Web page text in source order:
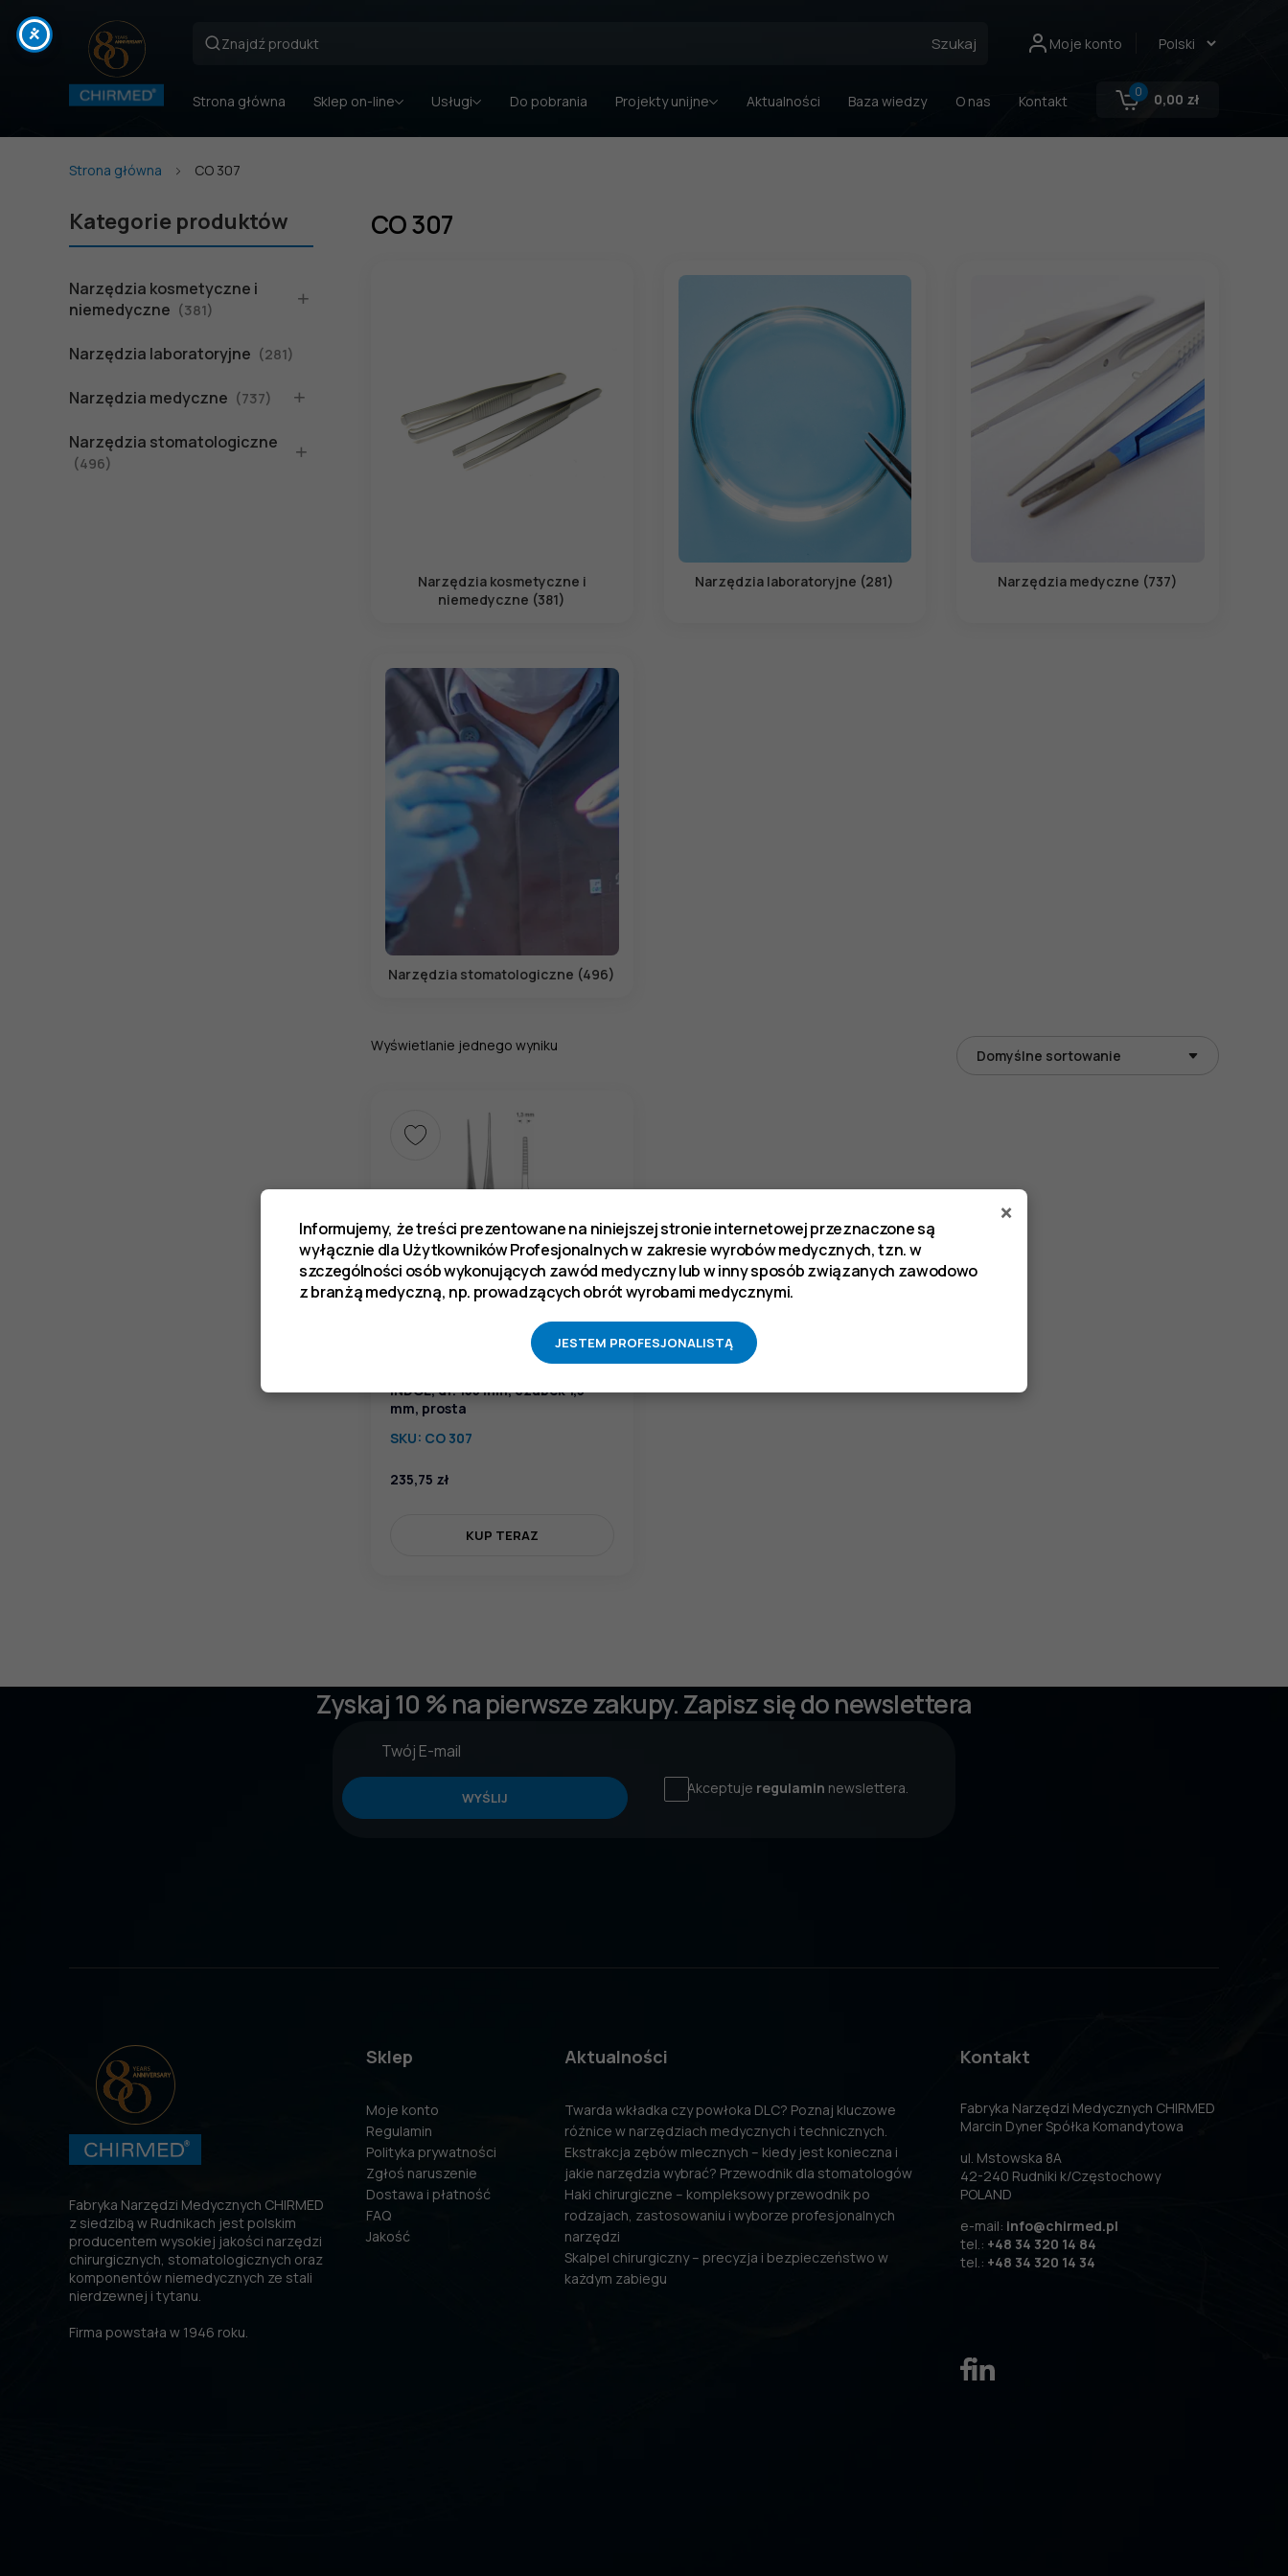
Szukaj Moje konto
Strona główna Sklep on-line Usługi Do pobrania Projekty unijne Aktualności Baza wiedzy O nas Kontakt
0 0,00 zł
Strona główna CO 307
Kategorie produktów
Narzędzia kosmetyczne i
niemedyczne (381)
Narzędzia laboratoryjne (281)
Narzędzia medyczne (737)
Narzędzia stomatologiczne
(496)
CO 307
Narzędzia kosmetyczne i
niemedyczne (381)
Narzędzia laboratoryjne (281) Narzędzia medyczne (737)
Narzędzia stomatologiczne (496)
Wyświetlanie jednego wyniku
INDOE, dł. 155 mm, czubek 1,3
mm, prosta
SKU: CO 307
235,75 zł
KUP TERAZ
Zyskaj 10 % na pierwsze zakupy. Zapisz się do newslettera
WYŚLIJ
Akceptuje regulamin newslettera.
Fabryka Narzędzi Medycznych CHIRMED
z siedzibą w Rudnikach jest polskim
producentem wysokiej jakości narzędzi
chirurgicznych, stomatologicznych oraz
komponentów niemedycznych ze stali
nierdzewnej i tytanu.
Firma powstała w 1946 roku.
Sklep
Moje konto
Regulamin
Polityka prywatności
Zgłoś naruszenie
Dostawa i płatność
FAQ
Jakość
Aktualności
Twarda wkładka czy powłoka DLC? Poznaj kluczowe
różnice w narzędziach medycznych i technicznych.
Ekstrakcja zębów mlecznych – kiedy jest konieczna i
jakie narzędzia wybrać? Przewodnik dla stomatologów
Haki chirurgiczne – kompleksowy przewodnik po
rodzajach, zastosowaniu i wyborze profesjonalnych
narzędzi
Skalpel chirurgiczny – precyzja i bezpieczeństwo w
każdym zabiegu
Kontakt
Fabryka Narzędzi Medycznych CHIRMED
Marcin Dyner Spółka Komandytowa
ul. Mstowska 8A
42-240 Rudniki k/Częstochowy
POLAND
e-mail: info@chirmed.pl
tel.: +48 34 320 14 84
tel.: +48 34 320 14 34
×
Informujemy, że treści prezentowane na niniejszej stronie internetowej przeznaczone są
wyłącznie dla Użytkowników Profesjonalnych w zakresie wyrobów medycznych, tzn. w
szczególności osób wykonujących zawód medyczny lub w inny sposób związanych zawodowo
z branżą medyczną, np. prowadzących obrót wyrobami medycznymi.
JESTEM PROFESJONALISTĄ